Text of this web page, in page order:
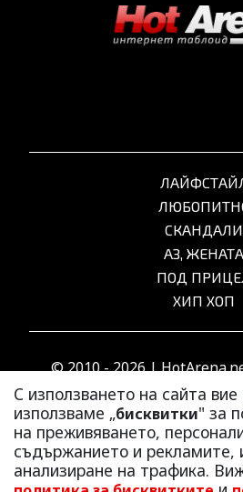
С използването на сайта
използваме „бисквитки" за
на преживяването,
съдържанието и рекламите,
анализиране на трафика.
СКАНДАЛИ
АЗ, ЖЕНАТА
ПОД
ХИП ХОП
© 2010 - 2026 |
запазени.
РЕКЛАМА
КОНТАКТИ